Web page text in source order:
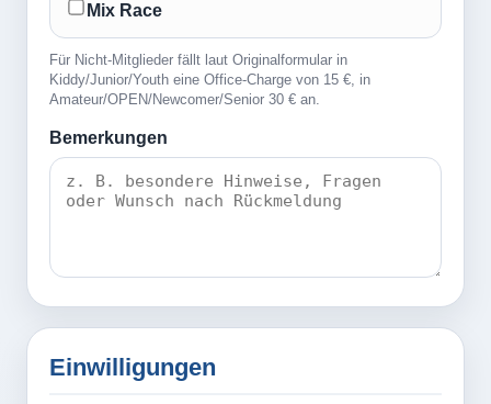
Mix Race
Für Nicht-Mitglieder fällt laut Originalformular in
Kiddy/Junior/Youth eine Office-Charge von 15 €, in
Amateur/OPEN/Newcomer/Senior 30 € an.
Bemerkungen
Einwilligungen